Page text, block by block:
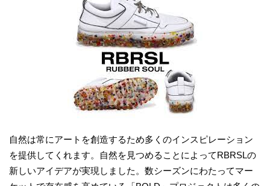
自然は常にアートを創造するため多くのインスピレーション
を提供してくれます。自然を見つめることによってRBRSLの
新しいアイデアが実現しました。数シーズンにわたってマー